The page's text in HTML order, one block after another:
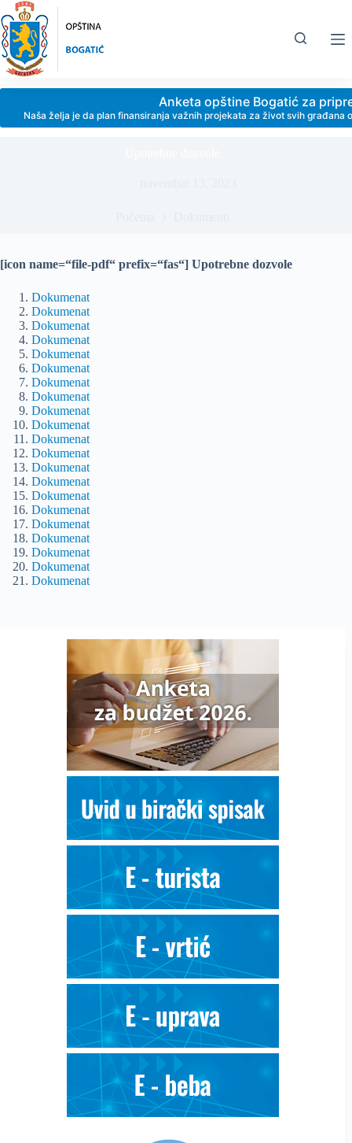
Skip
to
content
Anketa opštine Bogatić za
Naša želja je da plan finansiranja važnih projekata za život svih
[icon name=“file-pdf“ prefix=“fas“] Upotrebne dozvole
Dokumenat
Dokumenat
Dokumenat
Dokumenat
Dokumenat
Dokumenat
Dokumenat
Dokumenat
Dokumenat
Dokumenat
Dokumenat
Dokumenat
Dokumenat
Dokumenat
Dokumenat
Dokumenat
Dokumenat
Dokumenat
Dokumenat
Dokumenat
Dokumenat